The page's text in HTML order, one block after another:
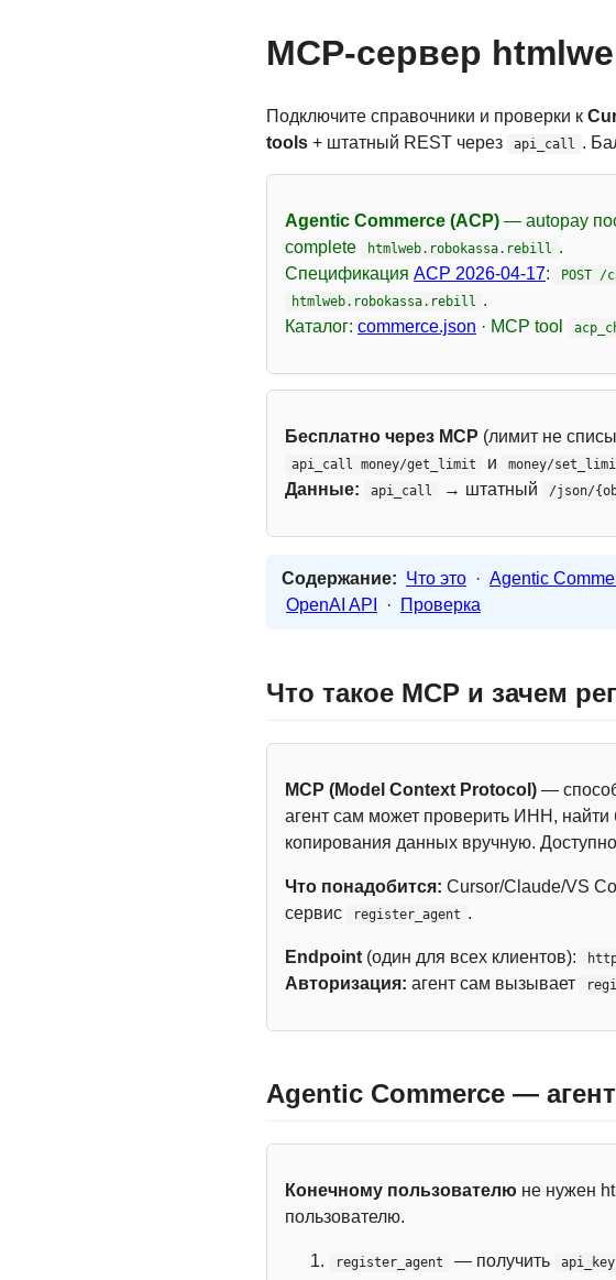
MCP-сервер
Подключите справочники и проверки к
tools + штатный REST через api_call .
Agentic Commerce (ACP) — autopay
complete
htmlweb.robokassa.rebill .
Спецификация ACP 2026-04-17: POST /
htmlweb.robokassa.rebill .
Каталог: commerce.json · MCP tool
Бесплатно через MCP (лимит не
api_call money/get_limit и money/
Данные:
api_call → штатный /json/
Содержание: Что это · Agentic
OpenAI API
· Проверка
Что такое MCP и зачем
MCP (Model Context Protocol) —
агент сам может проверить ИНН,
копирования данных вручную. Доступно
Что понадобится: Cursor/Claude/VS
сервис
register_agent .
Endpoint (один для всех клиентов):
Авторизация: агент сам вызывает
Agentic Commerce —
Конечному пользователю не нужен
пользователю.
register_agent — получить api_key